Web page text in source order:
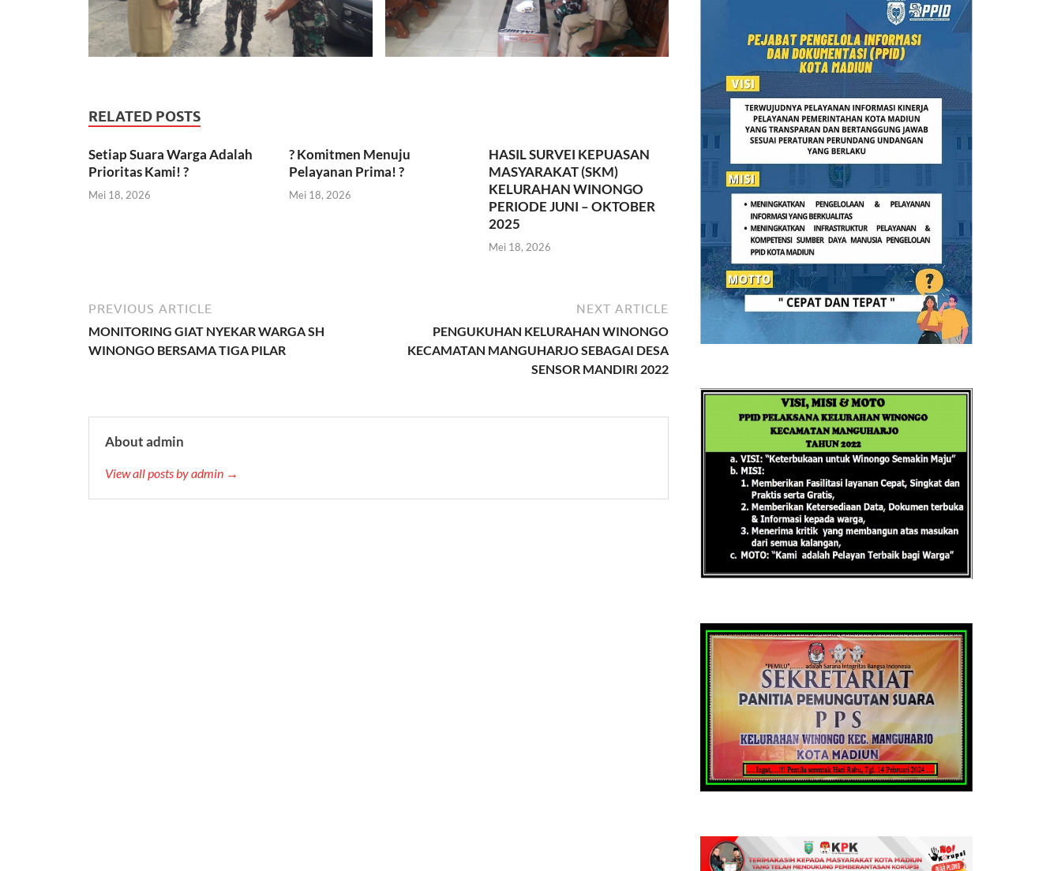
RELATED POSTS
Setiap Suara Warga Adalah
Prioritas Kami! ?
Mei 18, 2026
? Komitmen Menuju
Pelayanan Prima! ?
Mei 18, 2026
HASIL SURVEI KEPUASAN
MASYARAKAT (SKM)
KELURAHAN WINONGO
PERIODE JUNI – OKTOBER
2025
Mei 18, 2026
PREVIOUS ARTICLE
MONITORING GIAT NYEKAR WARGA SH
WINONGO BERSAMA TIGA PILAR
NEXT ARTICLE
PENGUKUHAN KELURAHAN WINONGO
KECAMATAN MANGUHARJO SEBAGAI DESA
SENSOR MANDIRI 2022
About admin
View all posts by admin →